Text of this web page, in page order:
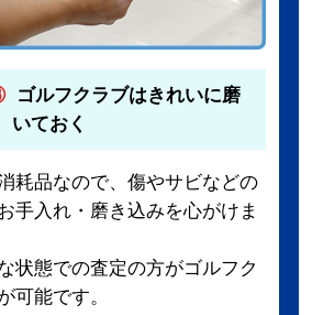
ゴルフクラブはきれいに磨
いておく
耗品なので、傷やサビなどの
手入れ・磨き込みを心がけま
状態での査定の方がゴルフク
可能です。